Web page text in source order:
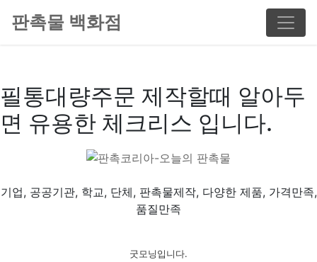
판촉물 백화점
필통대량주문 제작할때 알아두
면 유용한 체크리스 입니다.
기업, 공공기관, 학교, 단체, 판촉물제작, 다양한 제품, 가격만족,
품질만족
굿모닝입니다.